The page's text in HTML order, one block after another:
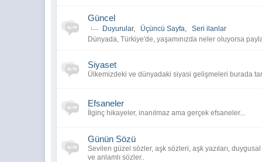
@ hüfyaa :
Sana Pinterest'ten ne güzel
@ hüfyaa Neden bana forumlarımızda bu
Ben neden markaların
@ hüfyaa : Deli olucam!
@ AKIN :
Güncel
Duyurular, Üçüncü Sayfa,
Seri ilanlar
Dünyada, Türkiye'de, yaşamınızda neler oluyorsa
Siyaset
Ülkemizdeki ve dünyadaki siyasi gelişmeleri burada
Efsaneler
İlginç hikayeler, inanılmaz ama gerçek efsaneler...
Günün Sözü
Sevilen güzel sözler, aşk sözleri, aşk yazıları,
ve anlamlı sözler..